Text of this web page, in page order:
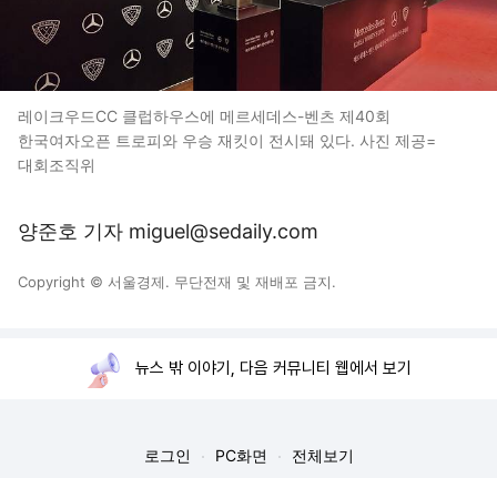
레이크우드CC 클럽하우스에 메르세데스-벤츠 제40회
한국여자오픈 트로피와 우승 재킷이 전시돼 있다. 사진 제공=
대회조직위
양준호 기자 miguel@sedaily.com
Copyright © 서울경제. 무단전재 및 재배포 금지.
뉴스 밖 이야기, 다음 커뮤니티 웹에서 보기
로그인 PC화면 전체보기